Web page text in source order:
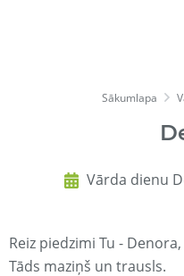
Sākumlapa
Vārda dienu
Reiz piedzimi Tu - Denora,
Tāds maziņš un trausls.